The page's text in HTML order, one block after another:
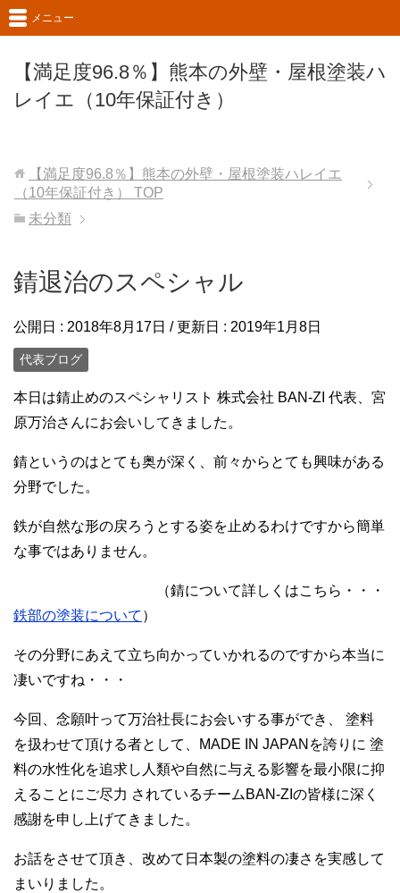
【満足度96.8％】熊本の外壁・屋根塗装ハ
レイエ（10年保証付き）
メニュー
【満足度96.8％】熊本の外壁・屋根塗装ハレイエ
（10年保証付き）
TOP
未分類
錆退治のスペシャル
公開日 : 2018年8月17日 / 更新日 : 2019年1月8日
代表ブログ
本日は錆止めのスペシャリスト 株式会社 BAN-ZI 代表、宮
原万治さんにお会いしてきました。
錆というのはとても奥が深く、前々からとても興味がある
分野でした。
鉄が自然な形の戻ろうとする姿を止めるわけですから簡単
な事ではありません。
（錆について詳しくはこちら・・・
鉄部の塗装について ）
その分野にあえて立ち向かっていかれるのですから本当に
凄いですね・・・
今回、念願叶って万治社長にお会いする事ができ、 塗料
を扱わせて頂ける者として、MADE IN JAPANを誇りに 塗
料の水性化を追求し人類や自然に与える影響を最小限に抑
えることにご尽力 されているチームBAN-ZIの皆様に深く
感謝を申し上げてきました。
お話をさせて頂き、改めて日本製の塗料の凄さを実感して
まいりました。